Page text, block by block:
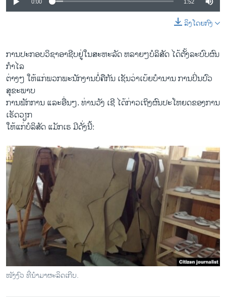
0:00 1:52
ລິງໂດຍກົງ
​ການ​ປະກອບ​ວິຊາ​ອາຊີບ​ຢູ່​ໃນ​ສະຫະລັດ ຫລາຍໆ​ບໍລິສັດ ​ໄດ້​ຕັ້ງ​ລະບົບ​ຜົນ​
ກຳ​ໄລ​
ຕ່າງໆ​ ໃຫ້​ແກ່​ພວກພະນັກງານບໍ່​ຄື​ກັນ ​ເຊັນ​ວ່າ​ເບ້ຍ​ບໍານານ ການ​ປິ່ນປົວ
ສຸຂະພາບ
ການ​ພັກ​ການ ​ແລະ​ອື່ນໆ. ທ່ານ​ວັງ ​ເຊີ ​ໄດ້​ກ່າວ​ເຖິງ​ຜົນ​ປະ​ໂຫຍ​ດ​ຂອງ​ການ​
ເຮັດວຽກ​
ໃຫ້​ແກ່​ບໍລິ​ສັດ ​ແມັກ​ເຣ ມີດັ່ງ​ນີ້:
ໜັງງົວ ທີ່ນຳມາຜະລິດເກີບ.